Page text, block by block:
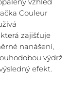
Couleur
zajišťuje
nanášení,
výdrž
efekt.